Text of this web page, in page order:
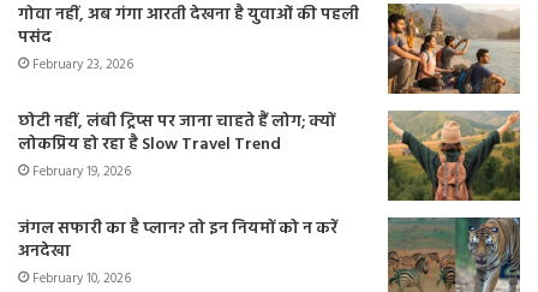
गोवा नहीं, अब गंगा आरती देखना है युवाओं की पहली
पसंद
February 23, 2026
छोटी नहीं, लंबी ट्रिप्स पर जाना चाहते हैं लोग; क्यों
लोकप्रिय हो रहा है Slow Travel Trend
February 19, 2026
जंगल सफारी का है प्लान? तो इन नियमों को न करें
अनदेखा
February 10, 2026